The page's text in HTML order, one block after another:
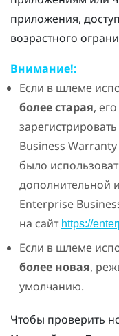
приложения,
возрастного
Внимание!:
Если в шлеме
более старая,
Business
было
дополнительной
Enterprise
на сайт https://
Если в шлеме
более новая,
умолчанию.
Чтобы проверить